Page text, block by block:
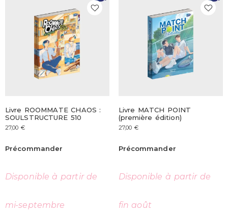
Livre ROOMMATE CHAOS :
SOULSTRUCTURE 510
27,00 €
Précommander
Disponible à partir de
mi-septembre
Livre MATCH POINT
(première édition)
27,00 €
Précommander
Disponible à partir de
fin août